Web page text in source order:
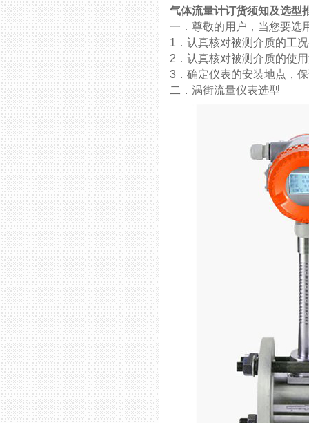
气体流量计订货须知及选型
一．尊敬的用户，当您要选
1．认真核对被测介质的工况条件
2．认真核对被测介质的使用
3．确定仪表的安装地点，
二．涡街流量仪表选型